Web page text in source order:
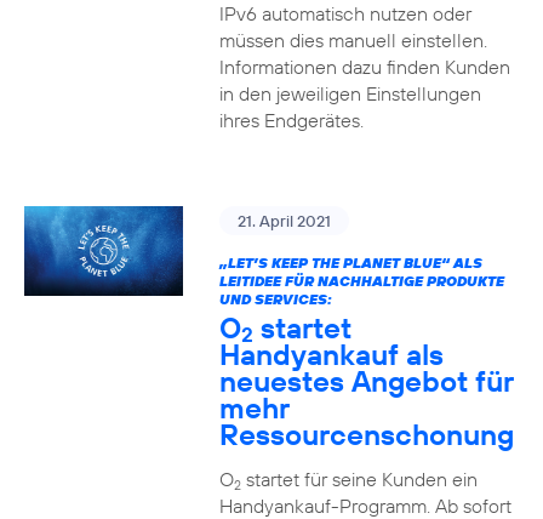
IPv6 automatisch nutzen oder
müssen dies manuell einstellen.
Informationen dazu finden Kunden
in den jeweiligen Einstellungen
ihres Endgerätes.
21. April 2021
„LET’S KEEP THE PLANET BLUE“ ALS
LEITIDEE FÜR NACHHALTIGE PRODUKTE
UND SERVICES:
O2 startet
Handyankauf als
neuestes Angebot für
mehr
Ressourcenschonung
O2startet für seine Kunden ein
Handyankauf-Programm. Ab sofort